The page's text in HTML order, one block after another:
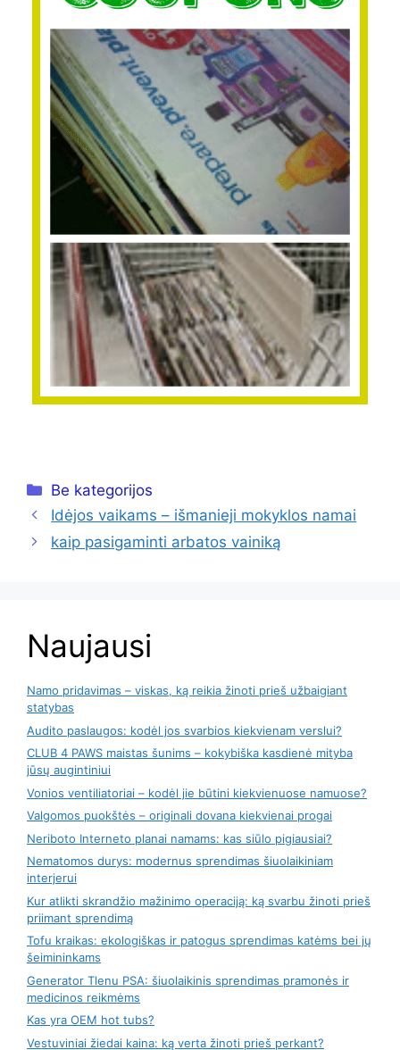
Kategorijos
Be kategorijos
Idėjos vaikams – išmanieji mokyklos namai
kaip pasigaminti arbatos vainiką
Naujausi
Namo pridavimas – viskas, ką reikia žinoti prieš užbaigiant
statybas
Audito paslaugos: kodėl jos svarbios kiekvienam verslui?
CLUB 4 PAWS maistas šunims – kokybiška kasdienė mityba
jūsų augintiniui
Vonios ventiliatoriai – kodėl jie būtini kiekvienuose namuose?
Valgomos puokštės – originali dovana kiekvienai progai
Neriboto Interneto planai namams: kas siūlo pigiausiai?
Nematomos durys: modernus sprendimas šiuolaikiniam
interjerui
Kur atlikti skrandžio mažinimo operaciją: ką svarbu žinoti prieš
priimant sprendimą
Tofu kraikas: ekologiškas ir patogus sprendimas katėms bei jų
šeimininkams
Generator Tlenu PSA: šiuolaikinis sprendimas pramonės ir
medicinos reikmėms
Kas yra OEM hot tubs?
Vestuviniai žiedai kaina: ką verta žinoti prieš perkant?